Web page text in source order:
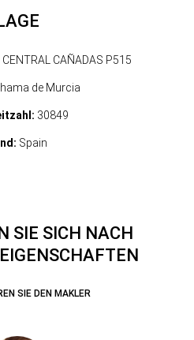
CENTRAL CAÑADAS P515
de Murcia
30849
Spain
SIE SICH NACH
SIE DEN MAKLER